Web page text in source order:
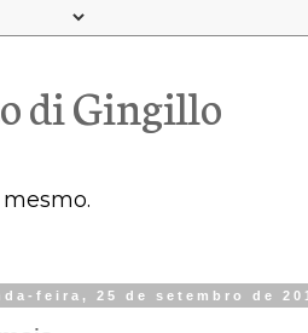
di Gingillo
feira, 25 de setembro de